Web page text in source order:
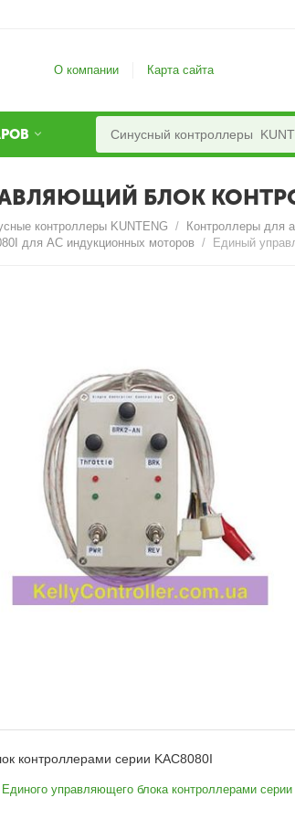
О компании Карта сайта
БЛОК
контроллеры KUNTENG / Контроллеры для
для AC индукционных моторов / Единый
контроллерами серии KAC8080I
управляющего блока контроллерами серии